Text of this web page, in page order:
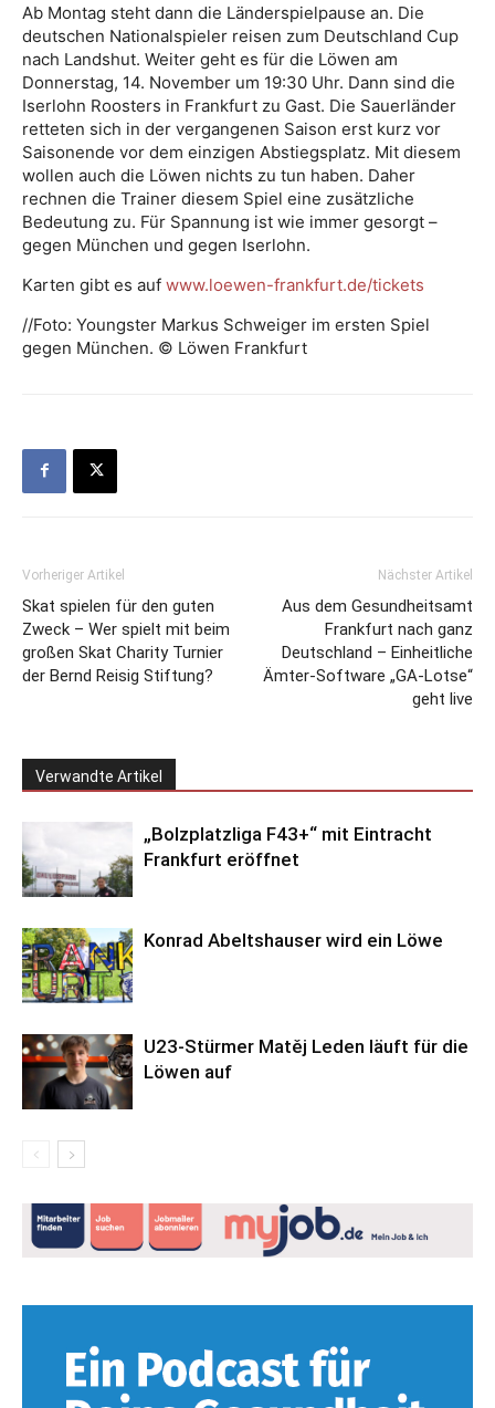
Ab Montag steht dann die Länderspielpause an. Die
deutschen Nationalspieler reisen zum Deutschland Cup
nach Landshut. Weiter geht es für die Löwen am
Donnerstag, 14. November um 19:30 Uhr. Dann sind die
Iserlohn Roosters in Frankfurt zu Gast. Die Sauerländer
retteten sich in der vergangenen Saison erst kurz vor
Saisonende vor dem einzigen Abstiegsplatz. Mit diesem
wollen auch die Löwen nichts zu tun haben. Daher
rechnen die Trainer diesem Spiel eine zusätzliche
Bedeutung zu. Für Spannung ist wie immer gesorgt –
gegen München und gegen Iserlohn.
Karten gibt es auf www.loewen-frankfurt.de/tickets
//Foto: Youngster Markus Schweiger im ersten Spiel
gegen München. © Löwen Frankfurt
Vorheriger Artikel
Skat spielen für den guten
Zweck – Wer spielt mit beim
großen Skat Charity Turnier
der Bernd Reisig Stiftung?
Nächster Artikel
Aus dem Gesundheitsamt
Frankfurt nach ganz
Deutschland – Einheitliche
Ämter-Software „GA-Lotse“
geht live
Verwandte Artikel
„Bolzplatzliga F43+“ mit Eintracht
Frankfurt eröffnet
Konrad Abeltshauser wird ein Löwe
U23-Stürmer Matěj Leden läuft für die
Löwen auf